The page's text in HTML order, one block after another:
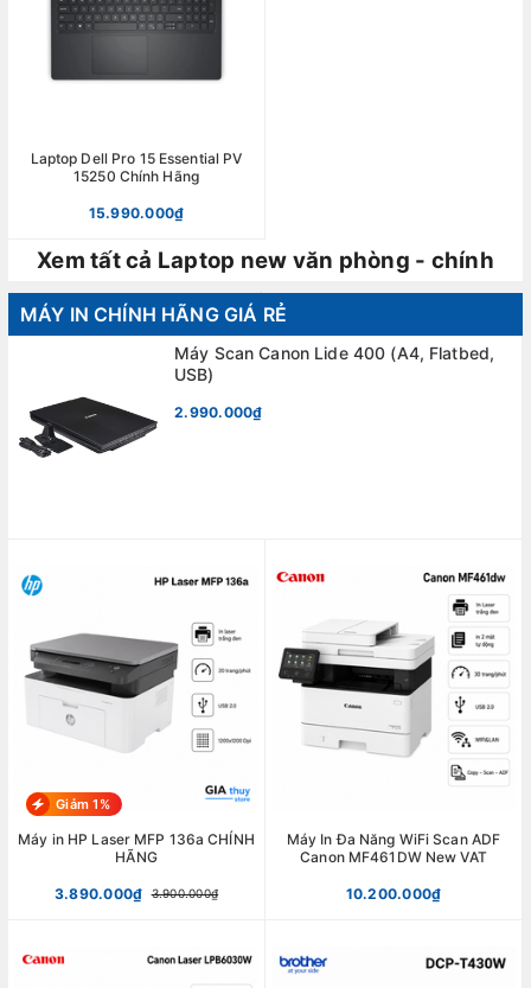
Laptop Dell Pro 15 Essential PV
15250 Chính Hãng
15.990.000₫
Xem tất cả Laptop new văn phòng - chính
hãng
MÁY IN CHÍNH HÃNG GIÁ RẺ
Máy Scan Canon Lide 400 (A4, Flatbed,
USB)
2.990.000₫
Giảm 1%
Máy in HP Laser MFP 136a CHÍNH
HÃNG
3.890.000₫ 3.900.000₫
Máy In Đa Năng WiFi Scan ADF
Canon MF461DW New VAT
10.200.000₫